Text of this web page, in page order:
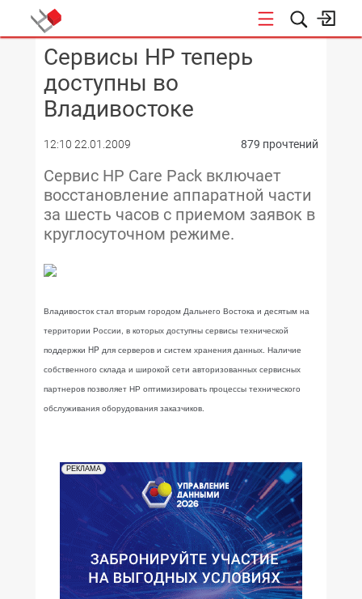
КОНФЕРЕНЦИИ
Сервисы НР теперь
доступны во
Владивостоке
12:10 22.01.2009 879 прочтений
Сервис HP Care Pack включает
восстановление аппаратной части
за шесть часов с приемом заявок в
круглосуточном режиме.
Владивосток стал вторым городом Дальнего Востока и десятым на
территории России, в которых доступны сервисы технической
поддержки HP для серверов и систем хранения данных. Наличие
собственного склада и широкой сети авторизованных сервисных
партнеров позволяет НР оптимизировать процессы технического
обслуживания оборудования заказчиков.
РЕКЛАМА